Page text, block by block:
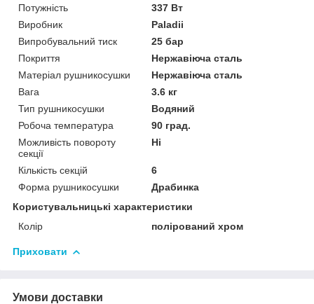
Потужність
337 Вт
Виробник
Paladii
Випробувальний тиск
25 бар
Покриття
Нержавіюча сталь
Матеріал рушникосушки
Нержавіюча сталь
Вага
3.6 кг
Тип рушникосушки
Водяний
Робоча температура
90 град.
Можливість повороту
секції
Ні
Кількість секцій
6
Форма рушникосушки
Драбинка
Користувальницькі характеристики
Колір
полірований хром
Приховати
Умови доставки